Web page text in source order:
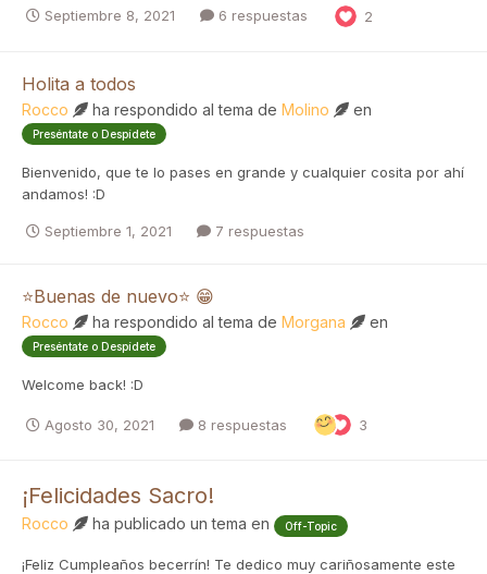
Septiembre 8, 2021 6 respuestas 2
Holita a todos
Rocco ha respondido al tema de Molino en
Preséntate o Despídete
Bienvenido, que te lo pases en grande y cualquier cosita por ahí
andamos! :D
Septiembre 1, 2021 7 respuestas
⭐Buenas de nuevo⭐ 😁
Rocco ha respondido al tema de Morgana en
Preséntate o Despídete
Welcome back! :D
Agosto 30, 2021 8 respuestas 3
¡Felicidades Sacro!
Rocco ha publicado un tema en Off-Topic
¡Feliz Cumpleaños becerrín! Te dedico muy cariñosamente este